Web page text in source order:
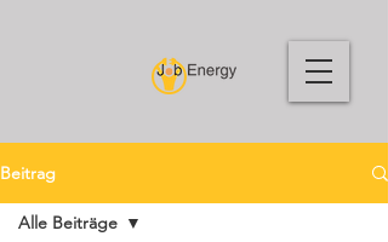
Beitrag
Alle Beiträge